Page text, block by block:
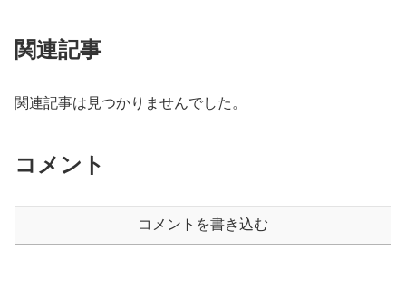
関連記事
関連記事は見つかりませんでした。
コメント
コメントを書き込む